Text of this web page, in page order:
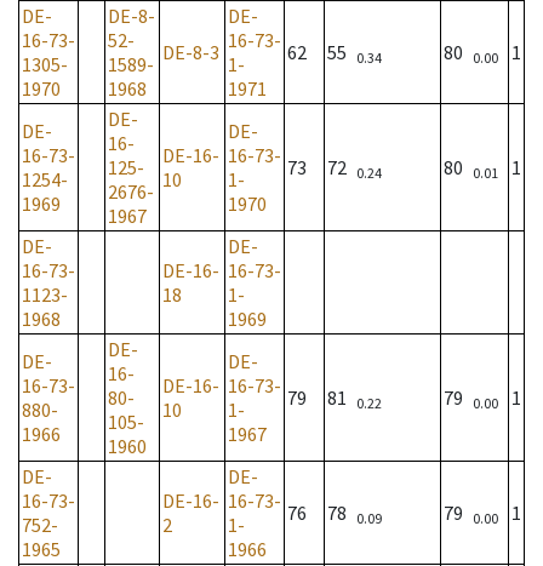
DE-
16-73-
1305-
1970
DE-8-
52-
1589-
1968
DE-8-3
DE-
16-73-
1-
1971
62 55 0.34 80 0.00 1
DE-
16-73-
1254-
1969
DE-
16-
125-
2676-
1967
DE-16-
10
DE-
16-73-
1-
1970
73 72 0.24 80 0.01 1
DE-
16-73-
1123-
1968
DE-16-
18
DE-
16-73-
1-
1969
DE-
16-73-
880-
1966
DE-
16-
80-
105-
1960
DE-16-
10
DE-
16-73-
1-
1967
79 81 0.22 79 0.00 1
DE-
16-73-
752-
1965
DE-16-
2
DE-
16-73-
1-
1966
76 78 0.09 79 0.00 1